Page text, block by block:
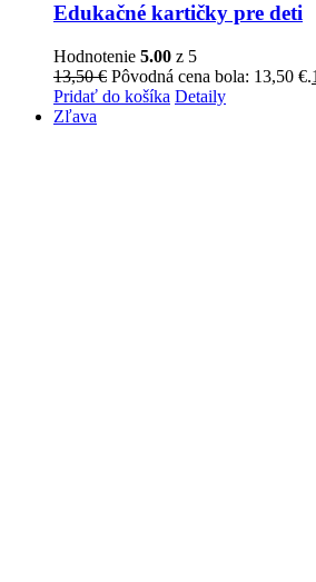
Edukačné kartičky pre deti
Hodnotenie 5.00 z 5
13,50€ Pôvodná cena bola: 13,50 €.
Pridať do košíka Detaily
Zľava